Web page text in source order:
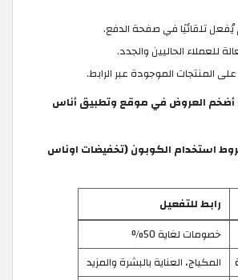
تلقائيًا في صفحة الدفع.
للعملاء الحاليين والجدد.
المنتجات الموجودة عبر الرابط.
أضخم العروض في موقع وتطبيق أناس
استخدام الكوبون (تخفيضات اوناس
رابط للتفعيل
خصومات لغاية 50%
المكياج، العناية بالبشرة والمزيد